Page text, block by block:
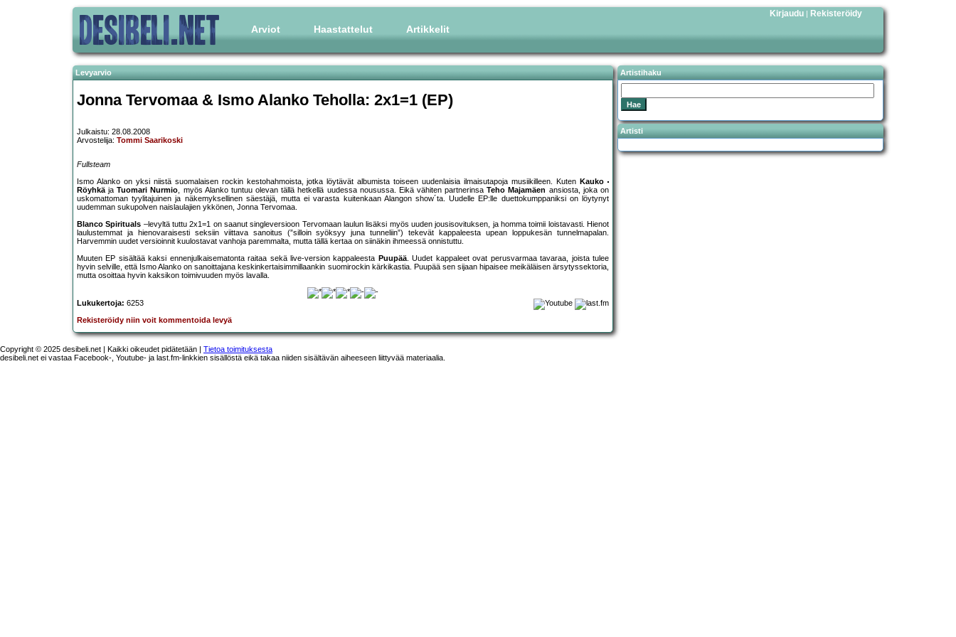
Arviot Haastattelut Artikkelit
Kirjaudu | Rekisteröidy
Levyarvio
Jonna Tervomaa & Ismo Alanko Teholla: 2x1=1 (EP)
Julkaistu: 28.08.2008
Arvostelija: Tommi Saarikoski
Fullsteam
Ismo Alanko on yksi niistä suomalaisen rockin kestohahmoista, jotka löytävät albumista toiseen uudenlaisia ilmaisutapoja musiikilleen. Kuten Kauko
RöyhkäjaTuomari Nurmio, myös Alanko tuntuu olevan tällä hetkellä uudessa nousussa. Eikä vähiten partnerinsaTeho Majamäen ansiosta, joka on
uskomattoman tyylitajuinen ja näkemyksellinen säestäjä, mutta ei varasta kuitenkaan Alangon show´ta. Uudelle EP:lle duettokumppaniksi on löytynyt
uudemman sukupolven naislaulajien ykkönen, Jonna Tervomaa.
Blanco Spirituals –levyltä tuttu 2x1=1 on saanut singleversioon Tervomaan laulun lisäksi myös uuden jousisovituksen, ja homma toimii loistavasti. Hienot
laulustemmat ja hienovaraisesti seksiin viittava sanoitus (”silloin syöksyy juna tunneliin”) tekevät kappaleesta upean loppukesän tunnelmapalan.
Harvemmin uudet versioinnit kuulostavat vanhoja paremmalta, mutta tällä kertaa on siinäkin ihmeessä onnistuttu.
Muuten EP sisältää kaksi ennenjulkaisematonta raitaa sekä live-version kappaleesta Puupää. Uudet kappaleet ovat perusvarmaa tavaraa, joista tulee
hyvin selville, että Ismo Alanko on sanoittajana keskinkertaisimmillaankin suomirockin kärkikastia. Puupää sen sijaan hipaisee meikäläisen ärsytyssektoria,
mutta osoittaa hyvin kaksikon toimivuuden myös lavalla.
Lukukertoja: 6253
Rekisteröidy niin voit kommentoida levyä
Artistihaku
Artisti
Copyright © 2025 desibeli.net | Kaikki oikeudet pidätetään | Tietoa toimituksesta
desibeli.net ei vastaa Facebook-, Youtube- ja last.fm-linkkien sisällöstä eikä takaa niiden sisältävän aiheeseen liittyvää materiaalia.